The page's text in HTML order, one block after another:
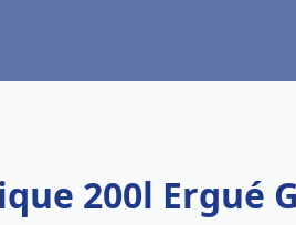
200l Ergué